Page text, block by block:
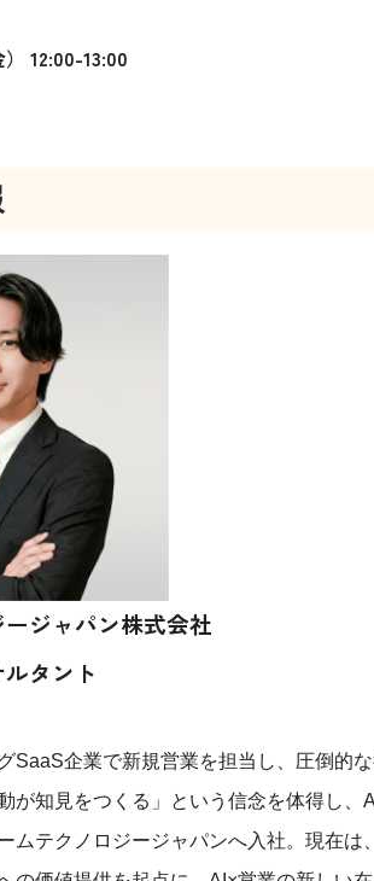
12:00-13:00
ジャパン株式会社
タント
SaaS企業で新規営業を担当し、圧倒的
が知見をつくる」という信念を体得し、
ムテクノロジージャパンへ入社。現在